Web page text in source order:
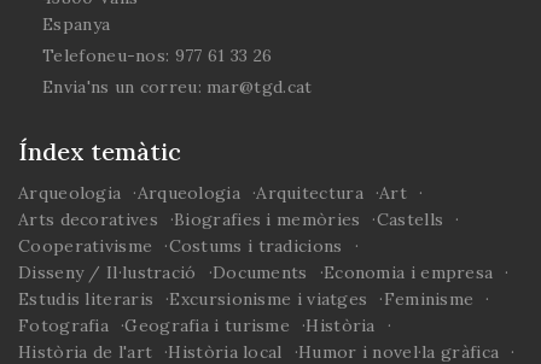
Vimbodí-Poblet
III - Orgues en plural
Alt Camp, Baix Camp,
Barberà, Montsià,
Tarragonès i Terra
Alta
Mapa organístic
IV - Orgue i artistes
tarragonins del segle
XX
Espanya
Telefoneu-nos: 977 61 33 26
Envia'ns un correu: mar@tgd.cat
Índex temàtic
Arqueologia Arqueologia Arquitectura
Art
Arts decoratives
Biografies i memòries
Castells
Cooperativisme
Costums i tradicions
Disseny / Il·lustració
Documents
Economia i empresa
Estudis literaris
Excursionisme i viatges
Feminisme
Fotografia
Geografia i turisme
Història
Història de l'art
Història local
Humor i novel·la gràfica